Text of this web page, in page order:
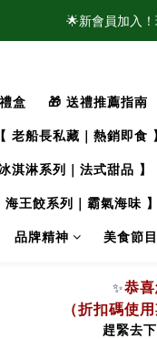
🌟新會員加入
🌟新會員加入
官方帳號！近期有仿冒
🌟新會員加入
盒 🎁 送禮推薦指南
【 老船長私藏｜熱銷即食 】
冰淇淋系列｜法式甜品 】
海王餃系列｜霸氣海味 】
品牌精神 美食節
✨恭
（折扣碼使
趕緊去